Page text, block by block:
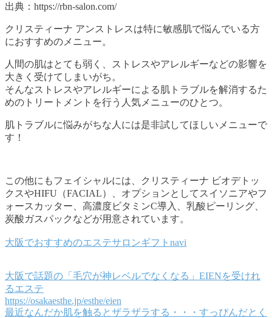
出典：https://rbn-salon.com/
クリスティーナ アンストレスは特に敏感肌で悩んでいる方
におすすめのメニュー。
人間の肌はとても弱く、ストレスやアレルギーなどの影響を
大きく受けてしまいがち。
そんなストレスやアレルギーによる肌トラブルを解消するた
めのトリートメントを行う人気メニューのひとつ。
肌トラブルに悩みがちな人には是非試してほしいメニューで
す！
この他にもフェイシャルには、クリスティーナ ビオデトッ
クスやHIFU（FACIAL）、オプションとしてスイソニアやフ
ォースカッター、高濃度ビタミンC導入、乳酸ピーリング、
炭酸ガスパックなどが用意されています。
大阪でおすすめのエステサロンギフトnavi
大阪で話題の「毛穴が神レベルでなくなる」EIENを受けれ
るエステ
https://osakaesthe.jp/esthe/eien
最近なんだか肌を触るとザラザラする・・・すっぴんだとく